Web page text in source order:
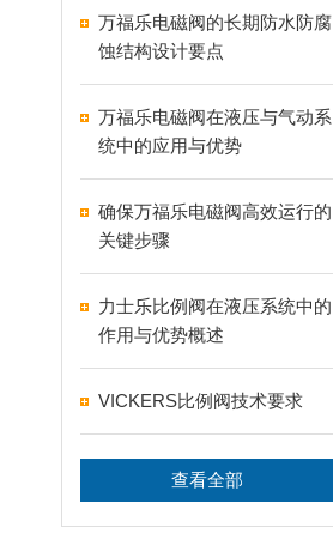
万福乐电磁阀的长期防水防腐
蚀结构设计要点
万福乐电磁阀在液压与气动系
统中的应用与优势
确保万福乐电磁阀高效运行的
关键步骤
力士乐比例阀在液压系统中的
作用与优势概述
VICKERS比例阀技术要求
查看全部